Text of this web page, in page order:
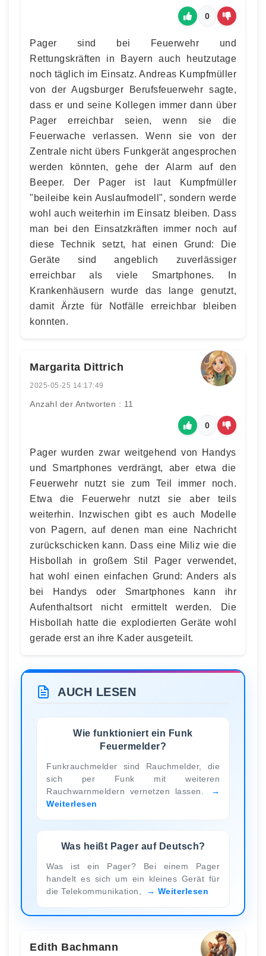
0
Pager sind bei Feuerwehr und
Rettungskräften in Bayern auch heutzutage
noch täglich im Einsatz. Andreas Kumpfmüller
von der Augsburger Berufsfeuerwehr sagte,
dass er und seine Kollegen immer dann über
Pager erreichbar seien, wenn sie die
Feuerwache verlassen. Wenn sie von der
Zentrale nicht übers Funkgerät angesprochen
werden könnten, gehe der Alarm auf den
Beeper. Der Pager ist laut Kumpfmüller
"beileibe kein Auslaufmodell", sondern werde
wohl auch weiterhin im Einsatz bleiben. Dass
man bei den Einsatzkräften immer noch auf
diese Technik setzt, hat einen Grund: Die
Geräte sind angeblich zuverlässiger
erreichbar als viele Smartphones. In
Krankenhäusern wurde das lange genutzt,
damit Ärzte für Notfälle erreichbar bleiben
konnten.
Margarita Dittrich
2025-05-25 14:17:49
Anzahl der Antworten : 11
0
Pager wurden zwar weitgehend von Handys
und Smartphones verdrängt, aber etwa die
Feuerwehr nutzt sie zum Teil immer noch.
Etwa die Feuerwehr nutzt sie aber teils
weiterhin. Inzwischen gibt es auch Modelle
von Pagern, auf denen man eine Nachricht
zurückschicken kann. Dass eine Miliz wie die
Hisbollah in großem Stil Pager verwendet,
hat wohl einen einfachen Grund: Anders als
bei Handys oder Smartphones kann ihr
Aufenthaltsort nicht ermittelt werden. Die
Hisbollah hatte die explodierten Geräte wohl
gerade erst an ihre Kader ausgeteilt.
AUCH LESEN
Wie funktioniert ein Funk
Feuermelder?
Funkrauchmelder sind Rauchmelder, die
sich per Funk mit weiteren
Rauchwarnmeldern vernetzen lassen.
Weiterlesen
Was heißt Pager auf Deutsch?
Was ist ein Pager? Bei einem Pager
handelt es sich um ein kleines Gerät für
die Telekommunikation,
Weiterlesen
Edith Bachmann